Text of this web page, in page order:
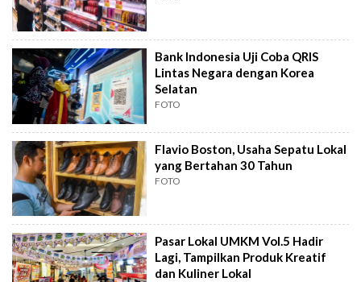
Bank Indonesia Uji Coba QRIS
Lintas Negara dengan Korea
Selatan
FOTO
Flavio Boston, Usaha Sepatu Lokal
yang Bertahan 30 Tahun
FOTO
Pasar Lokal UMKM Vol.5 Hadir
Lagi, Tampilkan Produk Kreatif
dan Kuliner Lokal